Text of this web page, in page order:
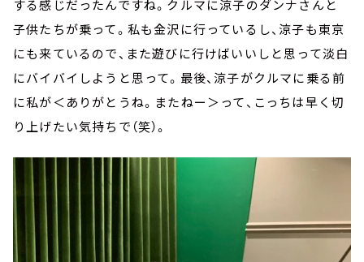
する感じだったんですね。クルマに涼子のダンナさんと
子供たちが乗って。私も金沢に行っているし、涼子も東京
にも来ているので、また遊びに行けばいいしと思って淡白
にバイバイしようと思って。最後、涼子がクルマに乗る前
に私が＜ありがとうね。またねー＞って、こっちは早く切
り上げたい気持ちで（笑）。